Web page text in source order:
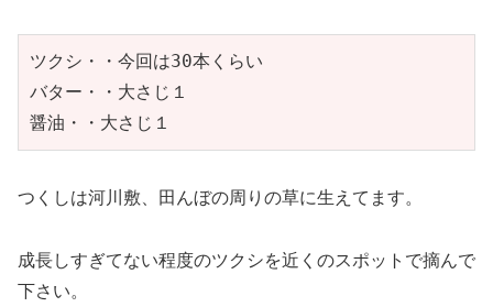
ツクシ・・今回は30本くらい
バター・・大さじ１
醤油・・大さじ１
つくしは河川敷、田んぼの周りの草に生えてます。
成長しすぎてない程度のツクシを近くのスポットで摘んで
下さい。